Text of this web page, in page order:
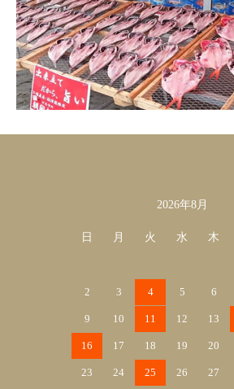
2026年8月
日 月 火 水 木
2 3 4 5 6
9 10 11 12 13
16 17 18 19 20
23 24 25 26 27